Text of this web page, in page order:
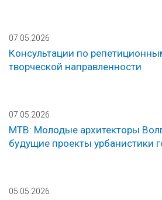
07.05.2026
Консультации по
творческой направленности
07.05.2026
МТВ: Молодые архитекторы
будущие проекты урбанистики
05.05.2026